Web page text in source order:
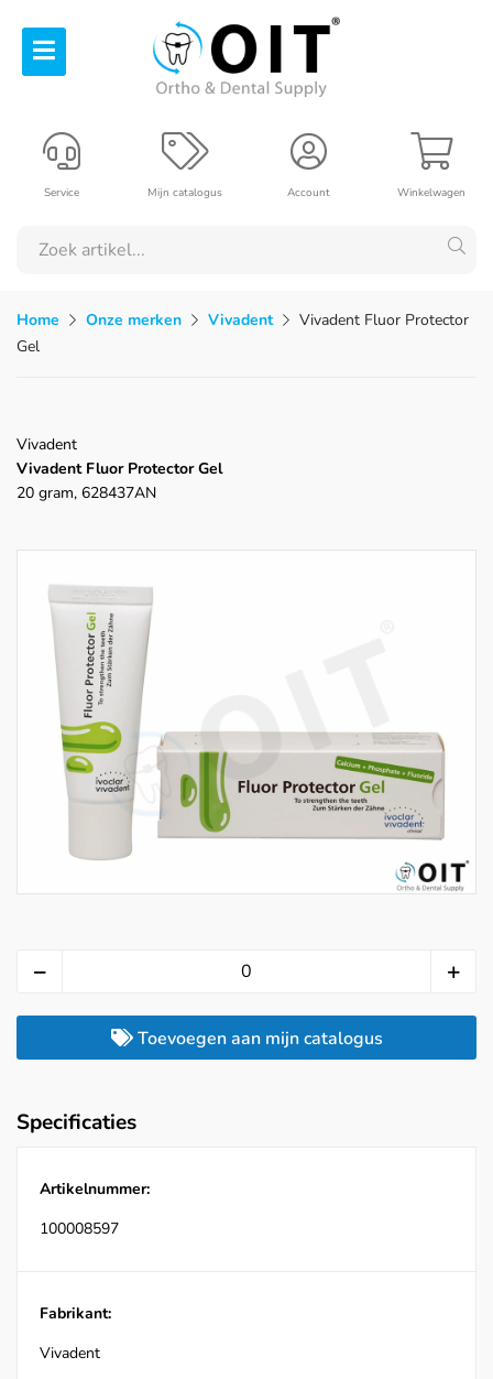
Winkelwagen
Account
Mijn catalogus
Service
Home Onze merken Vivadent
Vivadent Fluor Protector
Gel
Vivadent
Vivadent Fluor Protector Gel
20 gram, 628437AN
Toevoegen aan mijn catalogus
Specificaties
Artikelnummer:
100008597
Fabrikant:
Vivadent